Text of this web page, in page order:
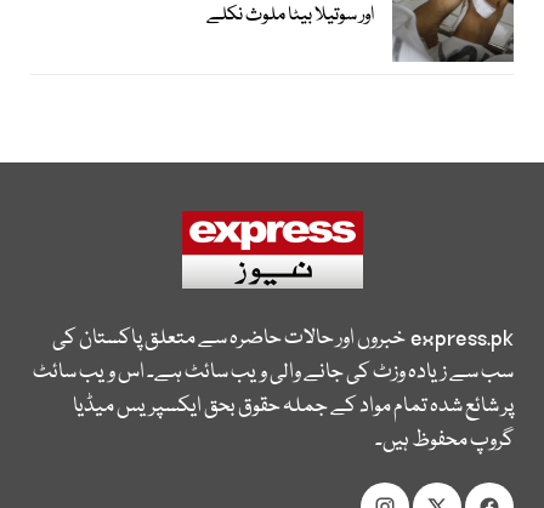
اور سوتیلا بیٹا ملوث نکلے
express.pkخبروں اور حالات حاضرہ سے متعلق پاکستان کی
سب سے زیادہ وزٹ کی جانے والی ویب سائٹ ہے۔ اس ویب سائٹ
پر شائع شدہ تمام مواد کے جملہ حقوق بحق ایکسپریس میڈیا
گروپ محفوظ ہیں۔